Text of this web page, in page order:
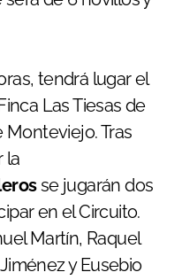
tendrá lugar el
Las Tiesas de
Monteviejo. Tras
la
se jugarán dos
en el Circuito.
Martín, Raquel
y Eusebio